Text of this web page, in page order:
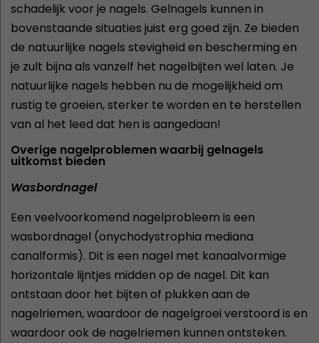
schadelijk voor je nagels. Gelnagels kunnen in
bovenstaande situaties juist erg goed zijn. Ze bieden
de natuurlijke nagels stevigheid en bescherming en
je zult bijna als vanzelf het nagelbijten wel laten. Je
natuurlijke nagels hebben nu de mogelijkheid om
rustig te groeien, sterker te worden en te herstellen
van al het leed dat hen is aangedaan!
Overige nagelproblemen waarbij gelnagels
uitkomst bieden
Wasbordnagel
Een veelvoorkomend nagelprobleem is een
wasbordnagel (onychodystrophia mediana
canalformis). Dit is een nagel met kanaalvormige
horizontale lijntjes midden op de nagel. Dit kan
ontstaan door het bijten of plukken aan de
nagelriemen, waardoor de nagelgroei verstoord is en
waardoor ook de nagelriemen kunnen ontsteken.